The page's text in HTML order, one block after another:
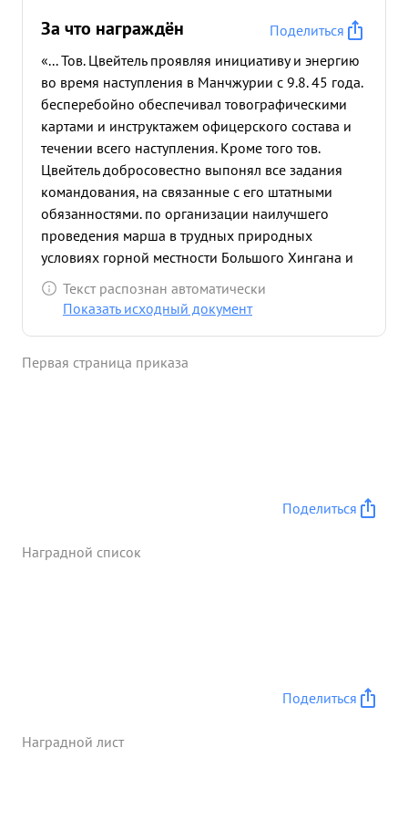
За что награждён
Поделиться
«... Тов. Цвейтель проявляя инициативу и энергию
во время наступления в Манчжурии с 9.8. 45 года.
бесперебойно обеспечивал товографическими
картами и инструктажем офицерского состава и
течении всего наступления. Кроме того тов.
Цвейтель добросовестно выпонял все задания
командования, на связанные с его штатными
обязанностями. по организации наилучшего
проведения марша в трудных природных
условиях горной местности Большого Хингана и
болот центральной части Манчжурии. на ряду с
этим тов. Цвейтель, как штабной офицер все
этом тяжелом беспримерном переходе. ...»
Текст распознан автоматически
Показать исходный документ
Первая страница приказа
Поделиться
Наградной список
Поделиться
Наградной лист